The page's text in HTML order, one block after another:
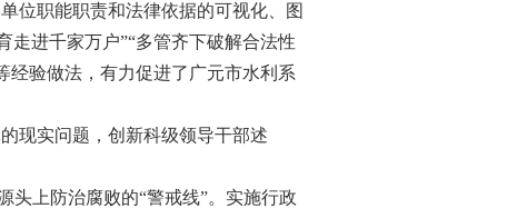
位职能职责和法律依据的可视化、图
走进千家万户”“多管齐下破解合法性
经验做法，有力促进了广元市水利系
现实问题，创新科级领导干部述
上防治腐败的“警戒线”。实施行政